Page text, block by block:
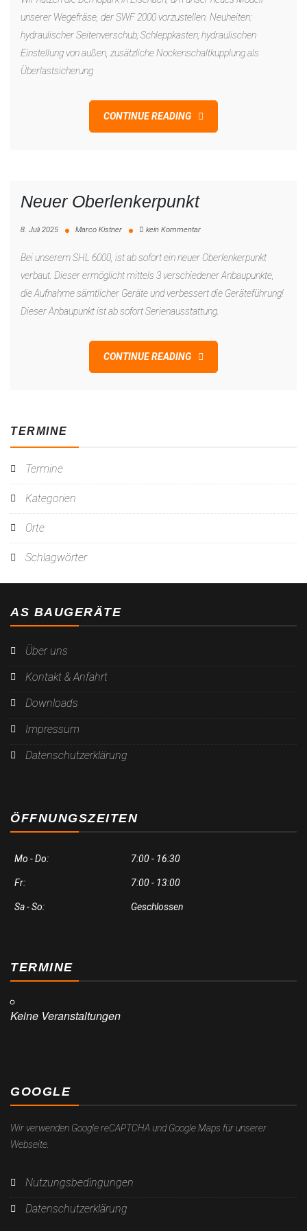
der
SWF
2000
auf
unserer Wegefräse, der SWF 2000 vorzustellen. Neuheiten:
hydraulischer Seitenverschub; Schleppkasten; hydraulischen
Einstellung von außen, zusätzliche Nockenschaltkupplung als
Überlastsicherung
CONTINUE READING
Neuer Oberlenkerpunkt
8. Juli 2025 Marco Kistner kein Kommentarzu
Oberlenkerpunkt
Bei unserem SHL 6000, ist ab sofort ein neuer Oberlenkerpunkt
verbaut. Dieser ermöglicht mittels 3 verschiedener Anbaupunkte,
die Aufnahme sämtlicher Geräte und verbessert die Geräteführung!
Dieser Anbaupunkt ist ab sofort Serienausstattung.
CONTINUE READING
TERMINE
Termine
Kategorien
Orte
Schlagwörter
AS BAUGERÄTE
Über uns
Kontakt & Anfahrt
Downloads
Impressum
Datenschutzerklärung
ÖFFNUNGSZEITEN
Mo - Do: 7:00 - 16:30
Fr: 7:00 - 13:00
Sa - So: Geschlossen
TERMINE
Keine Veranstaltungen
GOOGLE
Wir verwenden Google reCAPTCHA und Google Maps für unserer
Webseite.
Nutzungsbedingungen
Datenschutzerklärung